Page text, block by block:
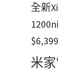
全新
米